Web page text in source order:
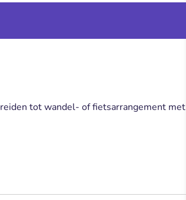
tot wandel- of fietsarrangement met